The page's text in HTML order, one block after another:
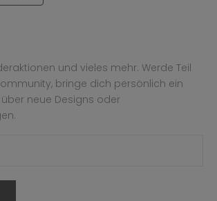
und vieles mehr. Werde Teil
bringe dich persönlich ein
neue Designs oder